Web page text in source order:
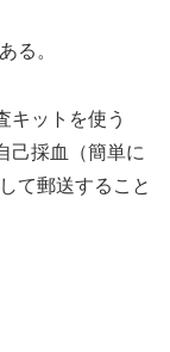
る。
キットを使う
己採血（簡単に
て郵送すること